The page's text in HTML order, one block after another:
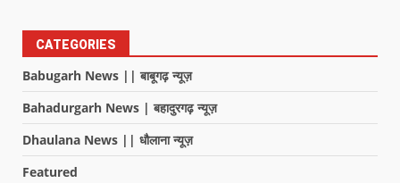
CATEGORIES
Babugarh News || बाबूगढ़ न्यूज़
Bahadurgarh News | बहादुरगढ़ न्यूज़
Dhaulana News || धौलाना न्यूज़
Featured